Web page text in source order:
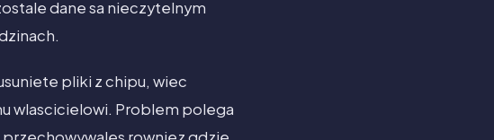
dane sa nieczytelnym
pliki z chipu, wiec
wlascicielowi. Problem polega